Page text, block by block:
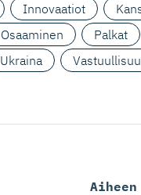
Innovaatiot
Osaaminen Palkat
Ukraina